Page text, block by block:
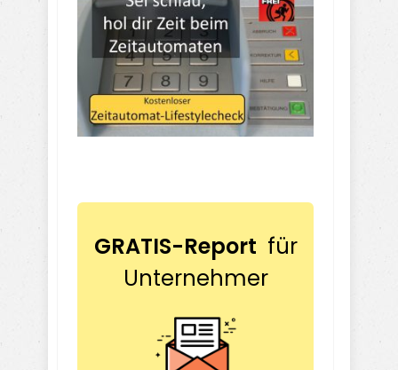
GRATIS-Report für
Unternehmer